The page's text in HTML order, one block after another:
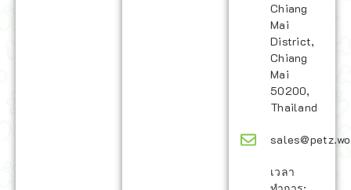
Chiang
Mai
District,
Chiang
Mai
50200,
Thailand
เวลา